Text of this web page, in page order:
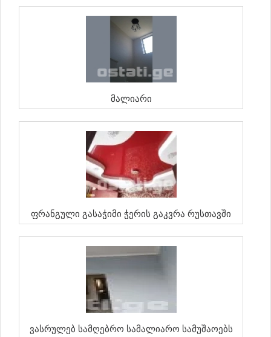
Მალიარი
Ფრანგული Გასაჭიმი Ჭერის Გაკვრა Რუსთავში
Ვასრულებ Სამღებრო Სამალიარო Სამუშაოებს